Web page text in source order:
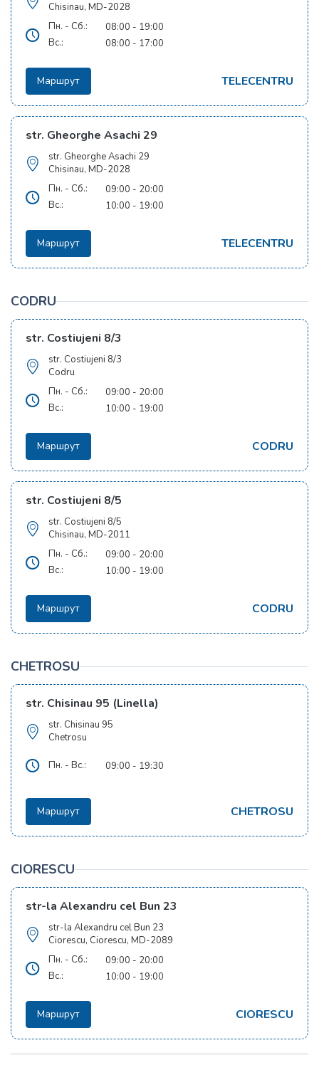
Chisinau, MD-2028
Пн. - Сб.:
08:00 - 19:00
Вс.:
08:00 - 17:00
TELECENTRU
Маршрут
str. Gheorghe Asachi 29
str. Gheorghe Asachi 29
Chisinau, MD-2028
Пн. - Сб.:
09:00 - 20:00
Вс.:
10:00 - 19:00
TELECENTRU
Маршрут
CODRU
str. Costiujeni 8/3
str. Costiujeni 8/3
Codru
Пн. - Сб.:
09:00 - 20:00
Вс.:
10:00 - 19:00
CODRU
Маршрут
str. Costiujeni 8/5
str. Costiujeni 8/5
Chisinau, MD-2011
Пн. - Сб.:
09:00 - 20:00
Вс.:
10:00 - 19:00
CODRU
Маршрут
CHETROSU
str. Chisinau 95 (Linella)
str. Chisinau 95
Chetrosu
Пн. - Вс.: 09:00 - 19:30
CHETROSU
Маршрут
CIORESCU
str-la Alexandru cel Bun 23
str-la Alexandru cel Bun 23
Ciorescu, Ciorescu, MD-2089
Пн. - Сб.:
09:00 - 20:00
Вс.:
10:00 - 19:00
CIORESCU
Маршрут